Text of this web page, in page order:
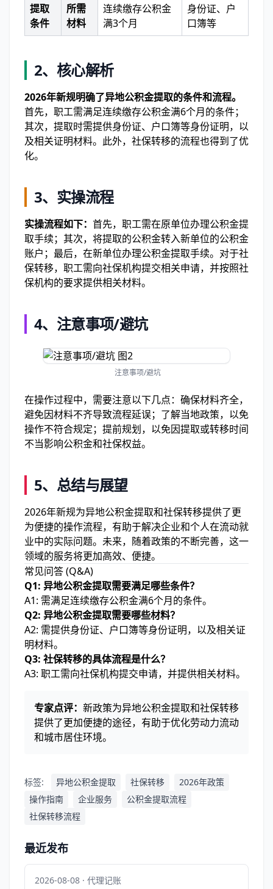
提取
条件
所需
材料
连续缴存公积金
满3个月
身份证、户
口簿等
2、核心解析
2026年新规明确了异地公积金提取的条件和流程。
首先，职工需满足连续缴存公积金满6个月的条件；
其次，提取时需提供身份证、户口簿等身份证明，以
及相关证明材料。此外，社保转移的流程也得到了优
化。
3、实操流程
实操流程如下： 首先，职工需在原单位办理公积金提
取手续；其次，将提取的公积金转入新单位的公积金
账户；最后，在新单位办理公积金提取手续。对于社
保转移，职工需向社保机构提交相关申请，并按照社
保机构的要求提供相关材料。
4、注意事项/避坑
注意事项/避坑
在操作过程中，需要注意以下几点：确保材料齐全，
避免因材料不齐导致流程延误；了解当地政策，以免
操作不符合规定；提前规划，以免因提取或转移时间
不当影响公积金和社保权益。
5、总结与展望
2026年新规为异地公积金提取和社保转移提供了更
为便捷的操作流程，有助于解决企业和个人在流动就
业中的实际问题。未来，随着政策的不断完善，这一
领域的服务将更加高效、便捷。
常见问答 (Q&A)
Q1: 异地公积金提取需要满足哪些条件？
A1: 需满足连续缴存公积金满6个月的条件。
Q2: 异地公积金提取需要哪些材料？
A2: 需提供身份证、户口簿等身份证明，以及相关证
明材料。
Q3: 社保转移的具体流程是什么？
A3: 职工需向社保机构提交申请，并提供相关材料。
专家点评： 新政策为异地公积金提取和社保转移
提供了更加便捷的途径，有助于优化劳动力流动
和城市居住环境。
标签: 异地公积金提取 社保转移
2026年政策
操作指南
企业服务
公积金提取流程
社保转移流程
最近发布
2026-08-08 · 代理记账